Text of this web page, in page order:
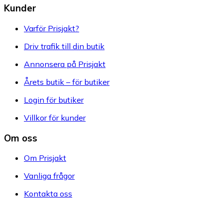
Kunder
Varför Prisjakt?
Driv trafik till din butik
Annonsera på Prisjakt
Årets butik – för butiker
Login för butiker
Villkor för kunder
Om oss
Om Prisjakt
Vanliga frågor
Kontakta oss